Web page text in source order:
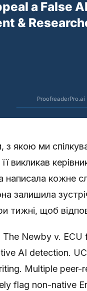
якою ми
викликав
написала кожне
залишила
тижні, щоб
Newby v.
AI detection.
Multiple
flag non-native